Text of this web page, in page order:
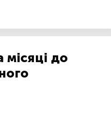
місяці до